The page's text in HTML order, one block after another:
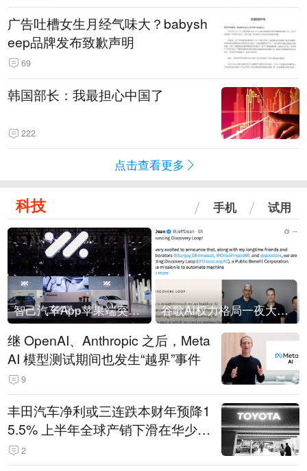
广告吐槽女生月经气味大？babysh
eep品牌发布致歉声明
69
韩国部长：我最担心中国了
222
点击查看更多
科技 手机 试用
智己汽车App苹果端突然“下架” 谷歌AI权力格局一夜大洗牌
继 OpenAI、Anthropic 之后，Meta
AI 模型测试期间也发生“越界”事件
9
丰田汽车净利或三连跌本财年预降1
5.5% 上半年全球产销下滑在华少卖
14.3万辆
2